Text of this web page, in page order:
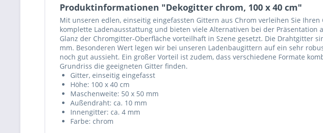
Produktinformationen "Dekogitter chrom, 100 x 40 cm"
Mit unseren edlen, einseitig eingefassten Gittern aus Chrom verleihen Sie
komplette Ladenausstattung und bieten viele Alternativen bei der
Glanz der Chromgitter-Oberfläche vorteilhaft in Szene gesetzt. Die Drahtgitter
mm. Besonderen Wert legen wir bei unseren Ladenbaugittern auf ein sehr
noch gut aussieht. Ein großer Vorteil ist zudem, dass verschiedene Formate
Grundriss die geeigneten Gitter finden.
Gitter, einseitig eingefasst
Höhe: 100 x 40 cm
Maschenweite: 50 x 50 mm
Außendraht: ca. 10 mm
Innengitter: ca. 4 mm
Farbe: chrom